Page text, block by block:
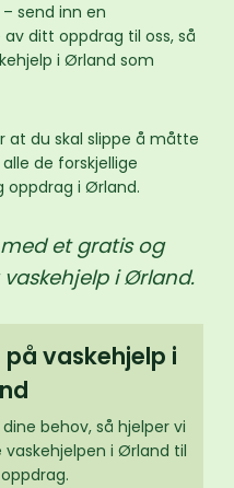
send inn en
ditt oppdrag til oss, så
i Ørland som
at du skal slippe å måtte
de forskjellige
oppdrag i Ørland.
et gratis og
i Ørland.
vaskehjelp i
behov, så hjelper vi
i Ørland til